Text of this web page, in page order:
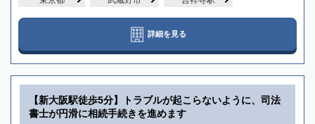
詳細を見る
【新大阪駅徒歩5分】トラブルが起こらないように、司法
書士が円滑に相続手続きを進めます